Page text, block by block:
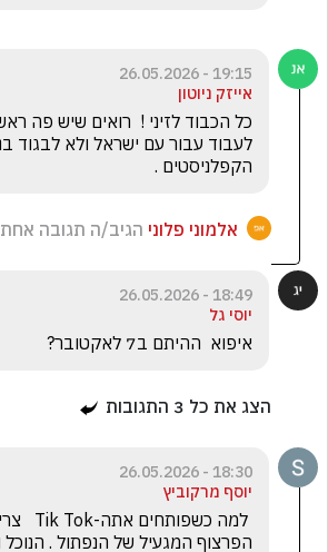
19:15 - 26.05.2026
אייזק ניוטון
הקפלניסטים .
אלמוני פלוני הגיב/ה תגובה אחת
18:49 - 26.05.2026
יוסי גל
איפוא  ההיתם ב7 לאקטובר?
הצג את כל 3 התגובות
18:30 - 26.05.2026
יוסף מרקוביץ